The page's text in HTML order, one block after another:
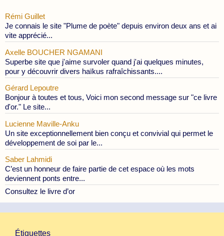
Rémi Guillet
Je connais le site "Plume de poète" depuis environ deux ans et ai
vite apprécié...
Axelle BOUCHER NGAMANI
Superbe site que j'aime survoler quand j'ai quelques minutes,
pour y découvrir divers haïkus rafraîchissants....
Gérard Lepoutre
Bonjour à toutes et tous, Voici mon second message sur "ce livre
d'or." Le site...
Lucienne Maville-Anku
Un site exceptionnellement bien conçu et convivial qui permet le
développement de soi par le...
Saber Lahmidi
C’est un honneur de faire partie de cet espace où les mots
deviennent ponts entre...
Consultez le livre d’or
Étiquettes